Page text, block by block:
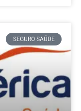
SEGURO SAÚDE